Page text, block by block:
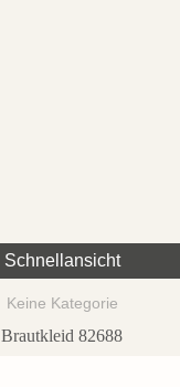
Schnellansicht
Keine Kategorie
Brautkleid 82688